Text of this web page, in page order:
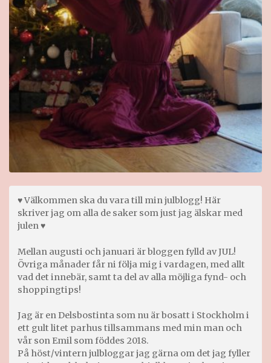
♥ Välkommen ska du vara till min julblogg! Här
skriver jag om alla de saker som just jag älskar med
julen ♥
Mellan augusti och januari är bloggen fylld av JUL!
Övriga månader får ni följa mig i vardagen, med allt
vad det innebär, samt ta del av alla möjliga fynd- och
shoppingtips!
Jag är en Delsbostinta som nu är bosatt i Stockholm i
ett gult litet parhus tillsammans med min man och
vår son Emil som föddes 2018.
På höst/vintern julbloggar jag gärna om det jag fyller